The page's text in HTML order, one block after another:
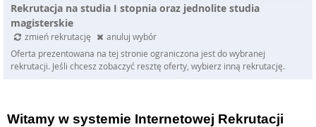
Rekrutacja na studia I stopnia oraz jednolite studia
magisterskie
zmień rekrutację
anuluj wybór
Oferta prezentowana na tej stronie ograniczona jest do wybranej
rekrutacji. Jeśli chcesz zobaczyć resztę oferty, wybierz inną rekrutację.
Witamy w systemie Internetowej Rekrutacji